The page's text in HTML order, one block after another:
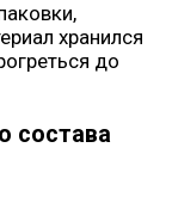
хранился
до
состава